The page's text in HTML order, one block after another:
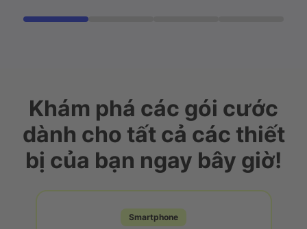
Khám phá các gói cước
dành cho tất cả các thiết
bị của bạn ngay bây giờ!
Smartphone